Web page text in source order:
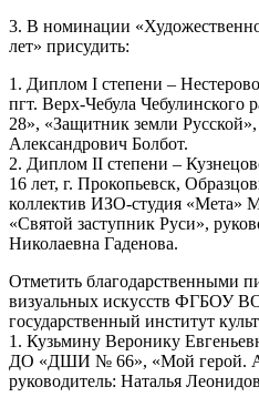
3. В номинации
лет» присудить:
1. Диплом I степени –
пгт. Верх-Чебула
28», «Защитник земли
Александрович Болбот.
2. Диплом II степени –
16 лет, г. Прокопьевск,
коллектив ИЗО-студия
«Святой заступник Руси»,
Николаевна Гаденова.
Отметить благодарственными
визуальных искусств ФГБОУ
государственный институт
1. Кузьмину Веронику
ДО «ДШИ № 66», «Мой герой.
руководитель: Наталья